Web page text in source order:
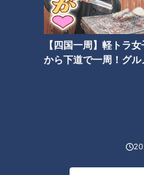
【四国一周】軽トラ
から下道で一周！グル